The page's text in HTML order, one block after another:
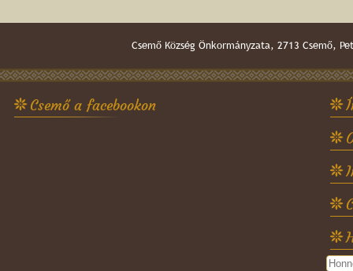
Csemő Község Önkormányzata, 2713
Csemő a facebookon